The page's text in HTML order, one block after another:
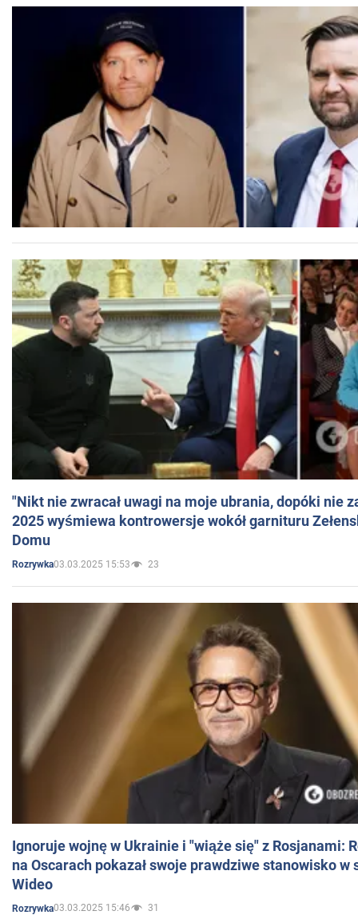
"Nikt nie zwracał uwagi na moje ubrania, dopóki nie
2025 wyśmiewa kontrowersje wokół garnituru
Domu
Rozrywka03.03.2025 15:53 23
Ignoruje wojnę w Ukrainie i "wiąże się" z Rosjanami:
na Oscarach pokazał swoje prawdziwe stanowisko w
Wideo
Rozrywka03.03.2025 15:46 31